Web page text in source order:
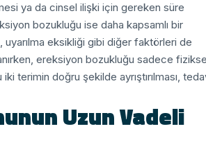
ya da cinsel ilişki için gereken süre
bozukluğu ise daha kapsamlı bir
eksikliği gibi diğer faktörleri de
ereksiyon bozukluğu sadece
terimin doğru şekilde ayrıştırılması,
Uzun Vadeli